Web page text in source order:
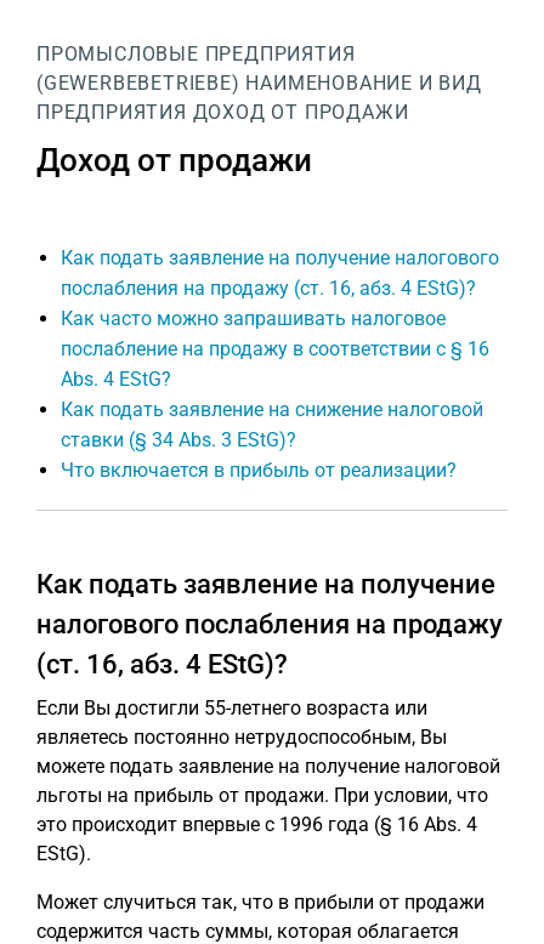
ПРОМЫСЛОВЫЕ ПРЕДПРИЯТИЯ
(GEWERBEBETRIEBE) НАИМЕНОВАНИЕ И ВИД
ПРЕДПРИЯТИЯ ДОХОД ОТ ПРОДАЖИ
Доход от продажи
Как подать заявление на получение налогового
послабления на продажу (ст. 16, абз. 4 EStG)?
Как часто можно запрашивать налоговое
послабление на продажу в соответствии с § 16
Abs. 4 EStG?
Как подать заявление на снижение налоговой
ставки (§ 34 Abs. 3 EStG)?
Что включается в прибыль от реализации?
Как подать заявление на получение
налогового послабления на продажу
(ст. 16, абз. 4 EStG)?
Если Вы достигли 55-летнего возраста или
являетесь постоянно нетрудоспособным, Вы
можете подать заявление на получение налоговой
льготы на прибыль от продажи. При условии, что
это происходит впервые с 1996 года (§ 16 Abs. 4
EStG).
Может случиться так, что в прибыли от продажи
содержится часть суммы, которая облагается